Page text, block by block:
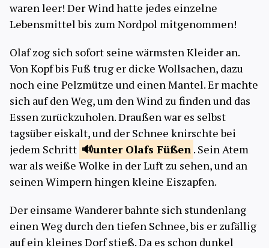
waren leer! Der Wind hatte jedes einzelne
Lebensmittel bis zum Nordpol mitgenommen!
Olaf zog sich sofort seine wärmsten Kleider an.
Von Kopf bis Fuß trug er dicke Wollsachen, dazu
noch eine Pelzmütze und einen Mantel. Er machte
sich auf den Weg, um den Wind zu finden und das
Essen zurückzuholen. Draußen war es selbst
tagsüber eiskalt, und der Schnee knirschte bei
jedem Schritt
unter Olafs Füßen . Sein Atem
war als weiße Wolke in der Luft zu sehen, und an
seinen Wimpern hingen kleine Eiszapfen.
Der einsame Wanderer bahnte sich stundenlang
einen Weg durch den tiefen Schnee, bis er zufällig
auf ein kleines Dorf stieß. Da es schon dunkel